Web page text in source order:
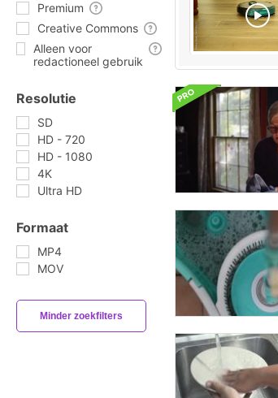
Premium
Creative Commons
Alleen voor
redactioneel gebruik
Resolutie
SD
HD - 720
HD - 1080
4K
Ultra HD
Formaat
MP4
MOV
Minder zoekfilters